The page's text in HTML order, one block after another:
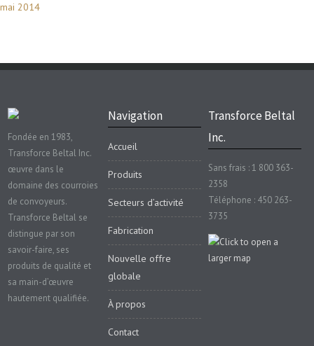
mai 2014
Fondée en 1983,
Transforce Beltal Inc.
œuvre dans le
domaine des courroies
de convoyeurs.
Transforce Beltal se
distingue par son
savoir-faire, ses
produits de qualité et
sa main-d’œuvre
hautement qualifiée.
Navigation
Accueil
Produits
Secteurs d’activité
Fabrication
Nouvelle offre
globale
À propos
Contact
Transforce Beltal
Inc.
Sans frais : 1 800 363-
2358
Téléphone : 450 263-
3735